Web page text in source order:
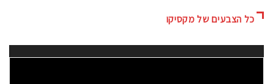
כל הצבעים של מקסיקו